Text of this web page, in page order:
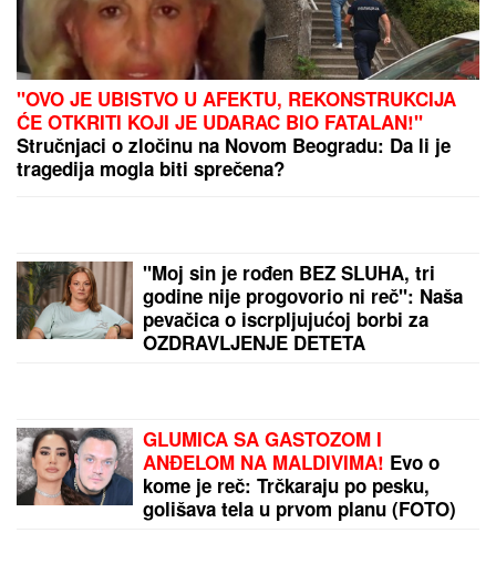
"OVO JE UBISTVO U AFEKTU, REKONSTRUKCIJA
ĆE OTKRITI KOJI JE UDARAC BIO FATALAN!"
Stručnjaci o zločinu na Novom Beogradu: Da li je
tragedija mogla biti sprečena?
"Moj sin je rođen BEZ SLUHA, tri
godine nije progovorio ni reč": Naša
pevačica o iscrpljujućoj borbi za
OZDRAVLJENJE DETETA
GLUMICA SA GASTOZOM I
ANĐELOM NA MALDIVIMA! Evo o
kome je reč: Trčkaraju po pesku,
golišava tela u prvom planu (FOTO)